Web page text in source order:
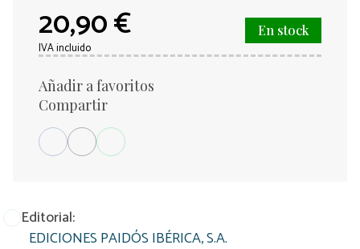
Editorial:
EDICIONES PAIDÓS IBÉRICA, S.A.
20,90 €
IVA incluido
En stock
Añadir a favoritos
Compartir